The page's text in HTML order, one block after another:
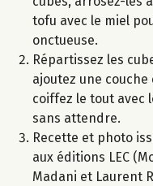
tofu avec le miel
onctueuse.
Répartissez les
ajoutez une couche
coiffez le tout avec
sans attendre.
Recette et photo
aux éditions LEC
Madani et Laurent